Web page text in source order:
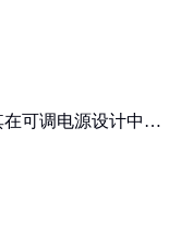
可调电源设计中的